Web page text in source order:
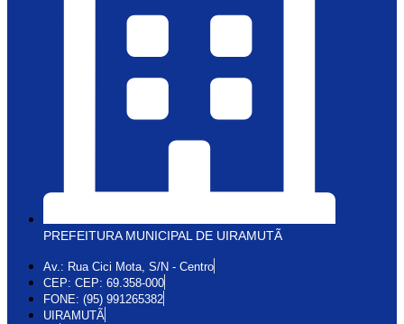
PREFEITURA MUNICIPAL DE UIRAMUTÃ
Av.: Rua Cici Mota, S/N - Centro
CEP: CEP: 69.358-000
FONE: (95) 991265382
UIRAMUTÃ